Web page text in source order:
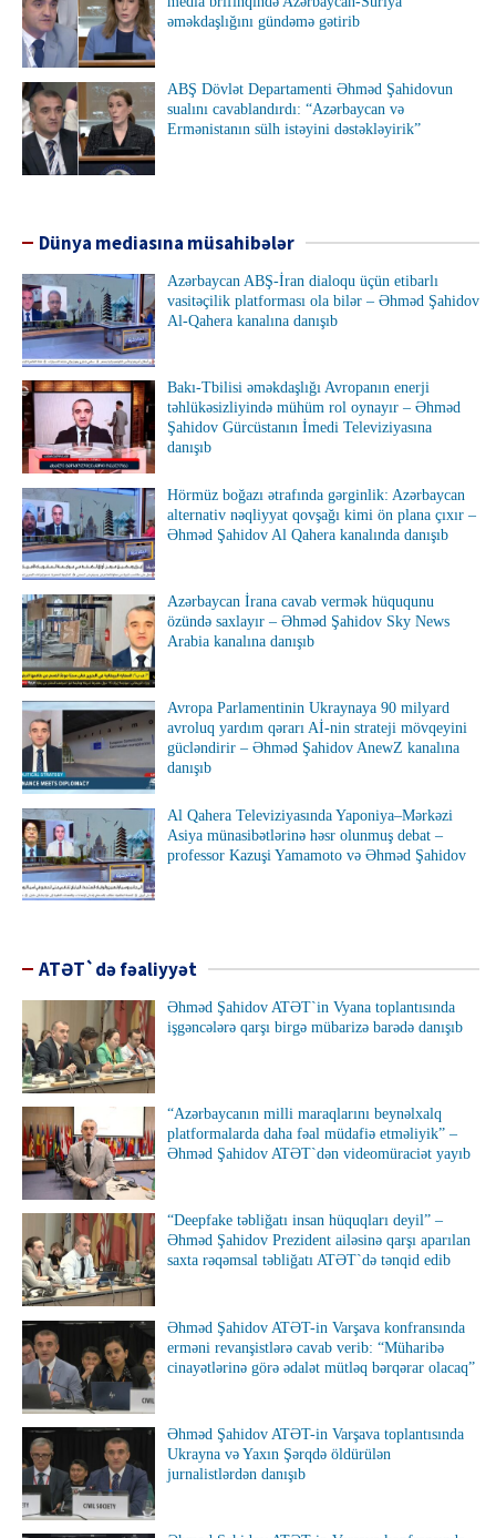
əməkdaşlığını gündəmə gətirib
ABŞ Dövlət Departamenti Əhməd Şahidovun
sualını cavablandırdı: “Azərbaycan və
Ermənistanın sülh istəyini dəstəkləyirik”
Dünya mediasına müsahibələr
Azərbaycan ABŞ-İran dialoqu üçün etibarlı
vasitəçilik platforması ola bilər – Əhməd Şahidov
Al-Qahera kanalına danışıb
Bakı-Tbilisi əməkdaşlığı Avropanın enerji
təhlükəsizliyində mühüm rol oynayır – Əhməd
Şahidov Gürcüstanın İmedi Televiziyasına
danışıb
Hörmüz boğazı ətrafında gərginlik: Azərbaycan
alternativ nəqliyyat qovşağı kimi ön plana çıxır –
Əhməd Şahidov Al Qahera kanalında danışıb
Azərbaycan İrana cavab vermək hüququnu
özündə saxlayır – Əhməd Şahidov Sky News
Arabia kanalına danışıb
Avropa Parlamentinin Ukraynaya 90 milyard
avroluq yardım qərarı Aİ-nin strateji mövqeyini
gücləndirir – Əhməd Şahidov AnewZ kanalına
danışıb
Al Qahera Televiziyasında Yaponiya–Mərkəzi
Asiya münasibətlərinə həsr olunmuş debat –
professor Kazuşi Yamamoto və Əhməd Şahidov
ATƏT`də fəaliyyət
Əhməd Şahidov ATƏT`in Vyana toplantısında
işgəncələrə qarşı birgə mübarizə barədə danışıb
“Azərbaycanın milli maraqlarını beynəlxalq
platformalarda daha fəal müdafiə etməliyik” –
Əhməd Şahidov ATƏT`dən videomüraciət yayıb
“Deepfake təbliğatı insan hüquqları deyil” –
Əhməd Şahidov Prezident ailəsinə qarşı aparılan
saxta rəqəmsal təbliğatı ATƏT`də tənqid edib
Əhməd Şahidov ATƏT-in Varşava konfransında
erməni revanşistlərə cavab verib: “Müharibə
cinayətlərinə görə ədalət mütləq bərqərar olacaq”
Əhməd Şahidov ATƏT-in Varşava toplantısında
Ukrayna və Yaxın Şərqdə öldürülən
jurnalistlərdən danışıb